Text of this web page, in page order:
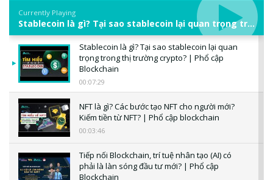
Currently Playing
Stablecoin là gì? Tại sao stablecoin lại quan trọng trong thị trường crypto? | Phổ cập Blockchain
Stablecoin là gì? Tại sao stablecoin lại quan
trọng trong thị trường crypto? | Phổ cập
Blockchain
00:07:29
NFT là gì? Các bước tạo NFT cho người mới?
Kiếm tiền từ NFT? | Phổ cập blockchain
00:03:46
Tiếp nối Blockchain, trí tuệ nhân tạo (AI) có
phải là làn sóng đầu tư mới? | Phổ cập
Blockchain